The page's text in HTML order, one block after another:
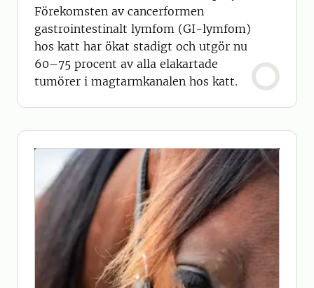
Förekomsten av cancerformen
gastrointestinalt lymfom (GI-lymfom)
hos katt har ökat stadigt och utgör nu
60–75 procent av alla elakartade
tumörer i magtarmkanalen hos katt.